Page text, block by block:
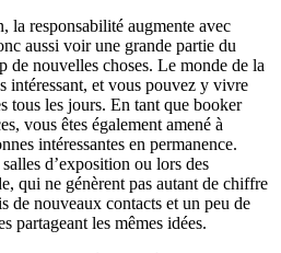
la responsabilité augmente avec
aussi voir une grande partie du
de nouvelles choses. Le monde de la
intéressant, et vous pouvez y vivre
tous les jours. En tant que booker
vous êtes également amené à
intéressantes en permanence.
d’exposition ou lors des
qui ne génèrent pas autant de chiffre
de nouveaux contacts et un peu de
partageant les mêmes idées.